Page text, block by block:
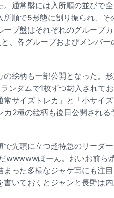
通常盤には入所順の並びで
所順で5形態に割り振られ、
ープ盤はそれぞれのグループ
、各グループおよびメンバ
の絵柄も一部公開となった。
ンダムで1枚ずつ封入されて
サイズトレカ」と「小サイ
カ2種の絵柄も後日公開され
で先頭に立つ超特急のリーダ
wwwwwほーん。おいお前ら
った多様なジャケ写にも注
いておくとジャンと長野は